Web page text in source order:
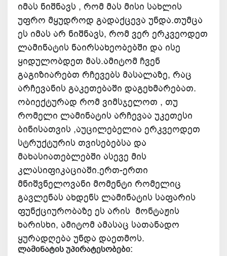
იმას ნიშნავს , რომ მას მისი სახლის
უფრო მყუდროდ გადაქცევა უნდა.თუმცა
ეს იმას არ ნიშნავს, რომ ვერ ერკვეოდეთ
ლამინატის ნაირსახეობებში და ისე
ყიდულობდეთ მას.ამიტომ ჩვენ
გაგიზიარებთ რჩევებს მასალაზე, რაც
არჩევანის გაკეთებაში დაგეხმარებათ.
ობიექტურად რომ ვიმსჯელოთ , თუ
რომელი ლამინატის არჩევაა უკეთესი
ბინისათვის ,აუცილებელია ერკვეოდეთ
სტრუქტურის თვისებებსა და
მახასიათებლებში ასევე მის
კლასიფიკაციაში.ერთ-ერთი
მნიშვნელოვანი მომენტი რომელიც
გავლენას ახდენს ლამინატის საფარის
ფუნქციურობაზე ეს არის მონტაჟის
ხარისხი, ამიტომ ამასაც სათანადო
ყურადღება უნდა დაეთმოს.
ლამინატის უპირატესობები: